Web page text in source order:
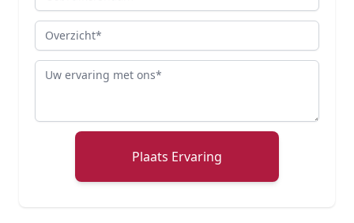
Overzicht
Review
Plaats Ervaring